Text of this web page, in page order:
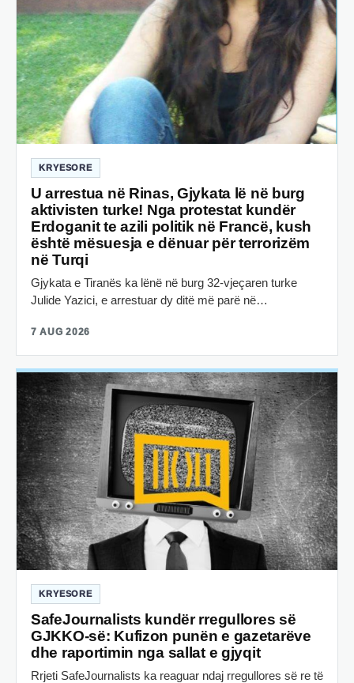
KRYESORE
U arrestua në Rinas, Gjykata lë në burg
aktivisten turke! Nga protestat kundër
Erdoganit te azili politik në Francë, kush
është mësuesja e dënuar për terrorizëm
në Turqi
Gjykata e Tiranës ka lënë në burg 32-vjeçaren turke
Julide Yazici, e arrestuar dy ditë më parë në…
7 AUG 2026
KRYESORE
SafeJournalists kundër rregullores së
GJKKO-së: Kufizon punën e gazetarëve
dhe raportimin nga sallat e gjyqit
Rrjeti SafeJournalists ka reaguar ndaj rregullores së re të